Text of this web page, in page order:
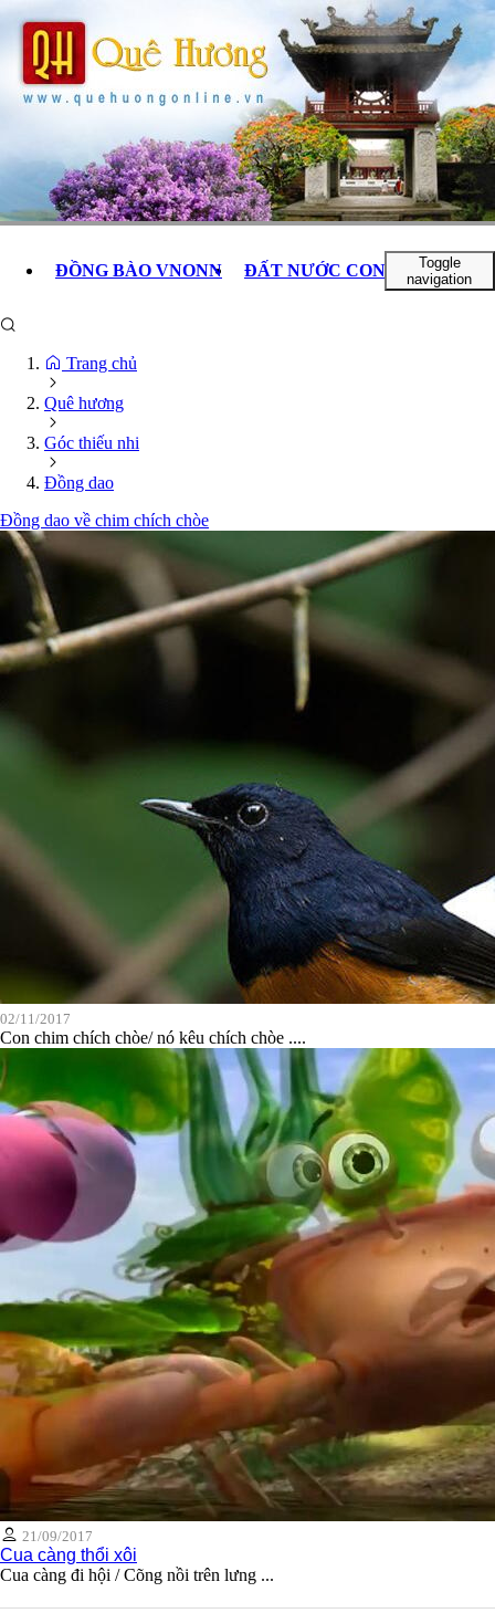
ĐỒNG BÀO VNONN ĐẤT NƯỚC CON NGƯỜI
Toggle
navigation
Trang chủ
Quê hương
Góc thiếu nhi
Đồng dao
Đồng dao về chim chích chòe
02/11/2017
Con chim chích chòe/ nó kêu chích chòe ....
21/09/2017
Cua càng thổi xôi
Cua càng đi hội / Cõng nồi trên lưng ...